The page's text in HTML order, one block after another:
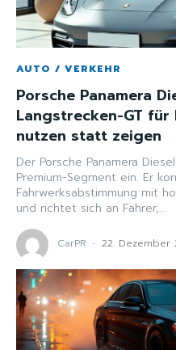
AUTO / VERKEHR
Porsche Panamera
Langstrecken-GT für
nutzen statt zeigen
Der Porsche Panamera
Premium-Segment ein. Er
Fahrwerksabstimmung mit
und richtet sich an Fahrer,...
CarPR - 22. Dezember